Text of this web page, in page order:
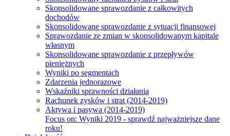
Skonsolidowane sprawozdanie z całkowitych
dochodów
Skonsolidowane sprawozdanie z sytuacji finansowej
Sprawozdanie ze zmian w skonsolidowanym kapitale
własnym
Skonsolidowane sprawozdanie z przepływów
pieniężnych
Wyniki po segmentach
Zdarzenia jednorazowe
Wskaźniki sprawności działania
Rachunek zysków i strat (2014-2019)
Aktywa i pasywa (2014-2019)
Focus on: Wyniki 2019 - sprawdź najważniejsze dane
roku!